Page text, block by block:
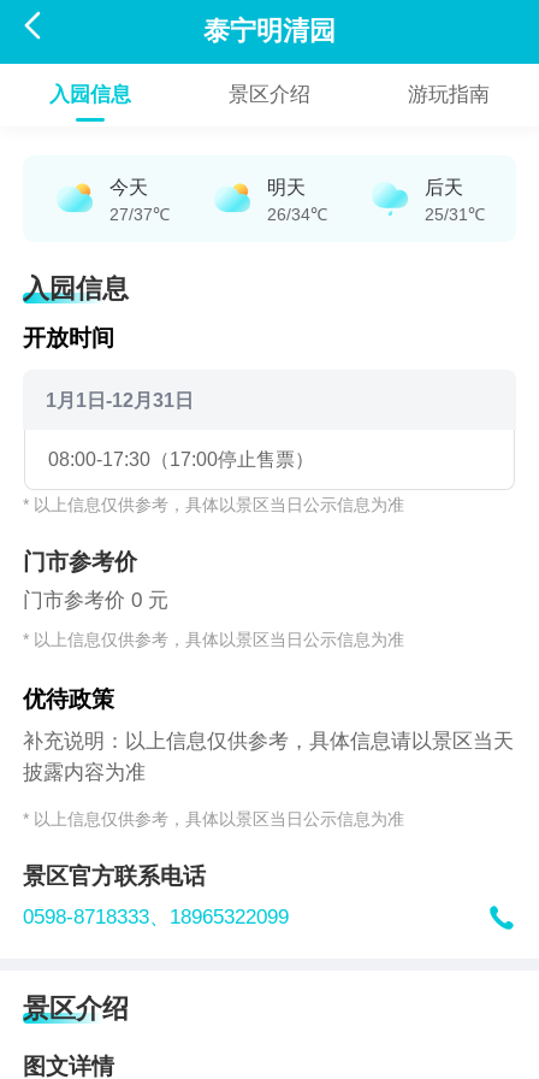
 泰宁明清园
入园信息 景区介绍 游玩指南
今天
27/37℃
明天
26/34℃
后天
25/31℃
入园信息
开放时间
1月1日-12月31日
08:00-17:30（17:00停止售票）
* 以上信息仅供参考，具体以景区当日公示信息为准
门市参考价
门市参考价 0 元
* 以上信息仅供参考，具体以景区当日公示信息为准
优待政策
补充说明：以上信息仅供参考，具体信息请以景区当天
披露内容为准
* 以上信息仅供参考，具体以景区当日公示信息为准
景区官方联系电话
0598-8718333、 18965322099 
景区介绍
图文详情